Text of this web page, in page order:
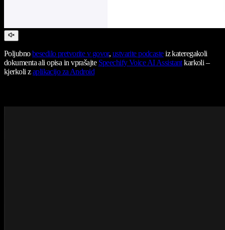
Poljubnobesedilo pretvorite v govor, ustvarite podcasteiz kateregakoli
dokumenta ali opisa in vprašajte Speechify Voice AI Assistantkarkoli –
kjerkoli zaplikacijo za Android